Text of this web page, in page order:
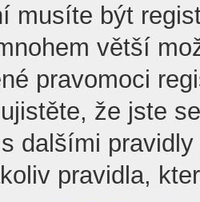
musíte být
větší
pravomoci
že jste
dalšími
pravidla,